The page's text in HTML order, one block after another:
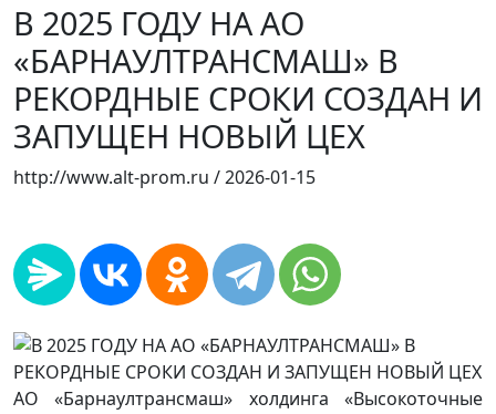
В 2025 ГОДУ НА АО
«БАРНАУЛТРАНСМАШ» В
РЕКОРДНЫЕ СРОКИ СОЗДАН И
ЗАПУЩЕН НОВЫЙ ЦЕХ
http://www.alt-prom.ru /2026-01-15
АО «Барнаултрансмаш» холдинга «Высокоточные